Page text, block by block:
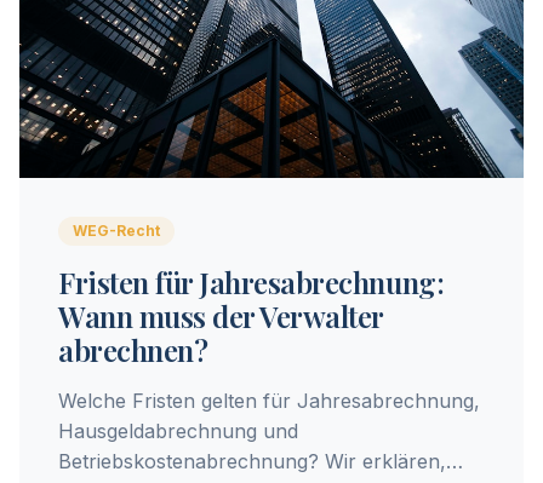
WEG-Recht
Fristen für Jahresabrechnung:
Wann muss der Verwalter
abrechnen?
Welche Fristen gelten für Jahresabrechnung,
Hausgeldabrechnung und
Betriebskostenabrechnung? Wir erklären,